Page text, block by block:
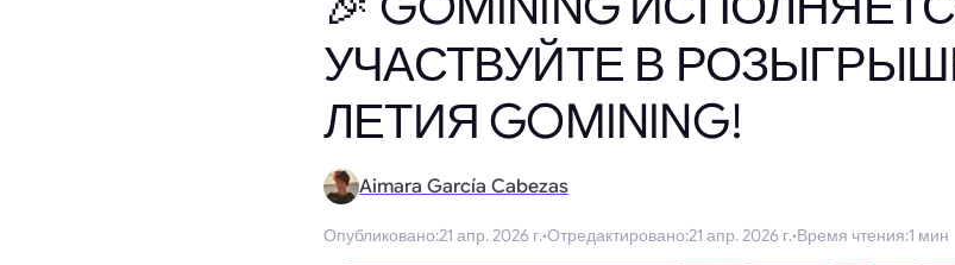
УЧАСТВУЙТЕ В
ЛЕТИЯ GOMINING!
Aimara García Cabezas
Опубликовано:21 апр. 2026 г.·Отредактировано:21 апр. 2026 г.·Время чтения:1 мин